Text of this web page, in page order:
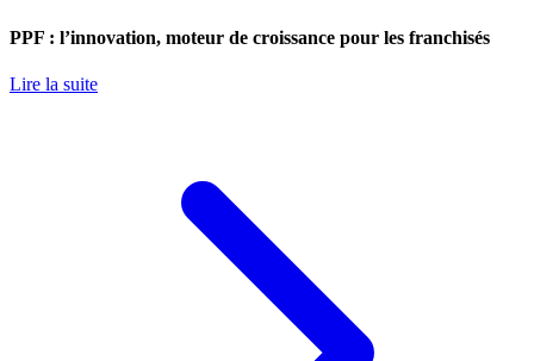
PPF : l’innovation, moteur de croissance pour les franchisés
Lire la suite